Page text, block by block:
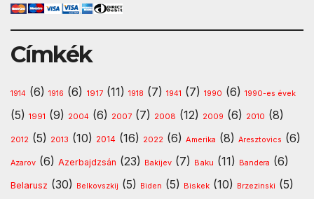
Címkék
1914 (6) 1916 (6) 1917 (11) 1918 (7) 1941 (7) 1990 (6) 1990-es évek
(5) 1991 (9) 2004 (6) 2007 (7) 2008 (12) 2009 (6) 2010 (8)
2012 (5) 2013 (10) 2014 (16) 2022 (6) Amerika (8) Aresztovics (6)
Azarov (6) Azerbajdzsán (23) Bakijev (7) Baku (11) Bandera (6)
Belarusz (30) Belkovszkij (5) Biden (5) Biskek (10) Brzezinski (5)